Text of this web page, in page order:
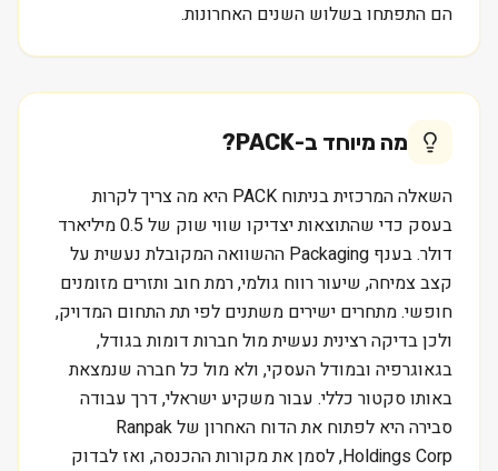
הם התפתחו בשלוש השנים האחרונות.
מה מיוחד ב-PACK
?
השאלה המרכזית בניתוח PACK היא מה צריך לקרות
בעסק כדי שהתוצאות יצדיקו שווי שוק של 0.5 מיליארד
דולר. בענף Packaging ההשוואה המקובלת נעשית על
קצב צמיחה, שיעור רווח גולמי, רמת חוב ותזרים מזומנים
חופשי. מתחרים ישירים משתנים לפי תת התחום המדויק,
ולכן בדיקה רצינית נעשית מול חברות דומות בגודל,
בגאוגרפיה ובמודל העסקי, ולא מול כל חברה שנמצאת
באותו סקטור כללי. עבור משקיע ישראלי, דרך עבודה
סבירה היא לפתוח את הדוח האחרון של Ranpak
Holdings Corp, לסמן את מקורות ההכנסה, ואז לבדוק